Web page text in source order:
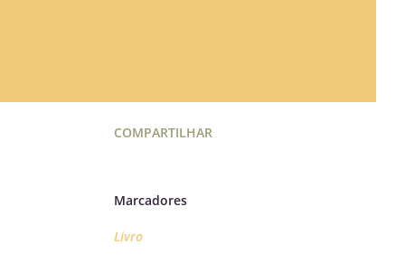
COMPARTILHAR
Marcadores
Livro